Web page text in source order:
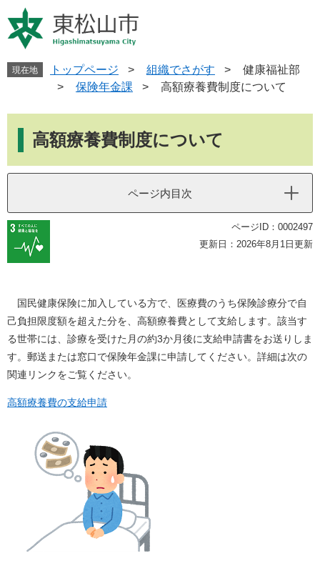
ー
ジ
す
ニ
ュ
し
へ
現在地 トップページ > 組織でさがす >
健康福祉部
>
保険年金課 > 高額療養費制度について
高額療養費制度について
ページ内目次
ページID：0002497
更新日：2026年8月1日更新
国民健康保険に加入している方で、医療費のうち保険診療分で自
己負担限度額を超えた分を、高額療養費として支給します。該当す
る世帯には、診療を受けた月の約3か月後に支給申請書をお送りしま
す。郵送または窓口で保険年金課に申請してください。詳細は次の
関連リンクをご覧ください。
高額療養費の支給申請